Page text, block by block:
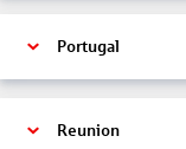
Portugal
Reunion